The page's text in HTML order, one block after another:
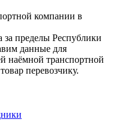
компании в
за пределы Республики
данные для
наёмной транспортной
перевозчику.